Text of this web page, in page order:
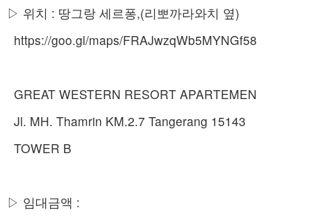
▷ 위치 : 땅그랑 세르퐁,(리뽀까라와치 옆)
https://goo.gl/maps/FRAJwzqWb5MYNGf58
GREAT WESTERN RESORT APARTEMEN
Jl. MH. Thamrin KM.2.7 Tangerang 15143
TOWER B
▷ 임대금액 :